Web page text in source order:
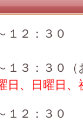
１２：３
１３：３０
日、日曜日、
１２：３